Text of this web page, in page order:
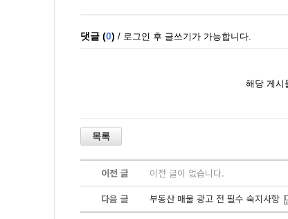
이전 글
이전 글이 없습니다.
다음 글
부동산 매물 광고 전 필수 숙지사항